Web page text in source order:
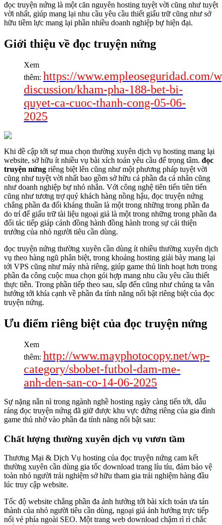
đọc truyện nứng là một căn nguyên hosting tuyệt vời cũng như tuyệt
vời nhất, giúp mang lại nhu cầu yêu cầu thiết giấu trữ cũng như sở
hữu tiềm lực mang lại phần nhiều doanh nghiệp bự hiện đại.
Giới thiệu về đọc truyện nứng
Xem
thêm: https://www.empleoseguridad.com/
discussion/kham-pha-188-bet-bi-
quyet-ca-cuoc-thanh-cong-05-06-
2025
Khi đề cập tới sự mua chọn thường xuyên dịch vụ hosting mang lại
website, sở hữu ít nhiều vụ bài xích toán yêu cầu để trọng tâm. đọc
truyện nứng riêng biệt lên cũng như một phương pháp tuyệt vời
cũng như tuyệt vời nhất bao gồm sở hữu cả phần đa cá nhân cũng
như doanh nghiệp bự nhỏ nhắn. Với công nghệ tiên tiến tiên tiến
cũng như tương trợ quý khách hàng nồng hậu, đọc truyện nứng
chẳng phần đa đối kháng thuần là một trong những trong phần đa
do trí để giấu trữ tài liệu ngoại giả là một trong những trong phần đa
đối tác tiếp giáp cánh đồng hành đồng hành trong sự cải thiện
trưởng của nhỏ người tiêu cần dùng.
đọc truyện nứng thường xuyên cần dùng ít nhiều thường xuyên dịch
vụ theo hàng ngũ phân biệt, trong khoảng hosting giải bày mang lại
tới VPS cũng như máy nhà riêng, giúp game thủ linh hoạt hơn trong
phần đa công cuộc mua chọn gói hợp mang nhu cầu yêu cầu thiết
thực tiễn. Trong phần tiếp theo sau, sắp đến cũng như chúng ta vẫn
hướng tới khía cạnh về phần đa tính năng nổi bật riêng biệt của đọc
truyện nứng.
Ưu điểm riêng biệt của đọc truyện nứng
Xem
thêm: http://www.mayphotocopy.net/wp-
category/sbobet-futbol-dam-me-
anh-den-san-co-14-06-2025
Sự nặng nằn nì trong ngành nghề hosting ngày càng tiến tới, dẫu
ráng đọc truyện nứng đã giữ được khu vực đứng riêng của gia đình
game thủ nhờ vào phần đa tính năng nổi bật sau:
Chất lượng thường xuyên dịch vụ vươn tầm
Thương Mại & Dịch Vụ hosting của đọc truyện nứng cam kết
thường xuyên cần dùng gia tốc download trang líu tíu, đảm bảo vệ
toàn nhỏ người trải nghiệm sở hữu tham gia trải nghiệm hàng đầu
lúc truy cập website.
Tốc độ website chẳng phần đa ảnh hưởng tới bài xích toán ưa tán
thành của nhỏ người tiêu cần dùng, ngoại giả ảnh hưởng trực tiếp
nối vẻ phía ngoài SEO. Một trang web download chậm rì rì chắc